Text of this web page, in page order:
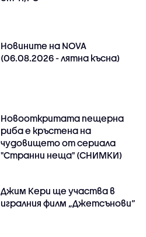
Новините на NOVA
(06.08.2026 - лятна късна)
Новооткритата пещерна
риба е кръстена на
чудовището от сериала
"Странни неща" (СНИМКИ)
Джим Кери ще участва в
игралния филм „Джетсънови“